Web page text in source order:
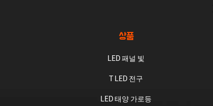
상품
LED 패널 빛
T LED 전구
LED 태양 가로등